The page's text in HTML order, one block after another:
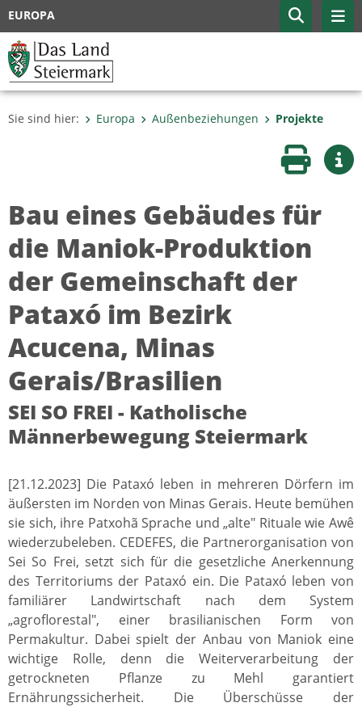
EUROPA
Sie sind hier: Europa Außenbeziehungen Projekte
Seite
Bau eines Gebäudes für
die Maniok-Produktion
der Gemeinschaft der
Pataxó im Bezirk
Acucena, Minas
Gerais/Brasilien
SEI SO FREI - Katholische
Männerbewegung Steiermark
[21.12.2023] Die Pataxó leben in mehreren Dörfern im
äußersten im Norden von Minas Gerais. Heute bemühen
sie sich, ihre Patxohã Sprache und „alte" Rituale wie Awê
wiederzubeleben. CEDEFES, die Partnerorganisation von
Sei So Frei, setzt sich für die gesetzliche Anerkennung
des Territoriums der Pataxó ein. Die Pataxó leben von
familiärer Landwirtschaft nach dem System
„agroflorestal", einer brasilianischen Form von
Permakultur. Dabei spielt der Anbau von Maniok eine
wichtige Rolle, denn die Weiterverarbeitung der
getrockneten Pflanze zu Mehl garantiert
Ernährungssicherheit. Die Überschüsse der